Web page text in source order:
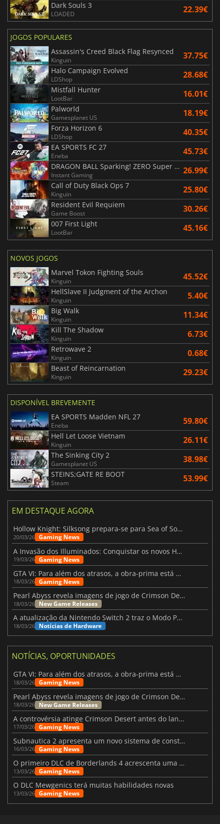
Dark Souls 3
LOADED 22.39€
JOGOS POPULARES
Assassin's Creed Black Flag Resynced
Kinguin 37.75€
Halo Campaign Evolved
LDShop 28.68€
Mistfall Hunter
LootBar 16.01€
Palworld
Gamesplanet US 18.19€
Forza Horizon 6
LDShop 40.35€
EA SPORTS FC 27
Eneba 45.73€
DRAGON BALL Sparking! ZERO Super Limit Breaking NEO
Instant Gaming 26.99€
Call of Duty Black Ops 7
Kinguin 25.80€
Resident Evil Requiem
Game Boost 30.26€
007 First Light
LootBar 45.16€
NOVOS JOGOS
Marvel Tokon Fighting Souls
Kinguin 45.52€
HellSlave II Judgment of the Archon
Kinguin 5.40€
Big Walk
Kinguin 11.34€
Kill The Shadow
Kinguin 6.73€
Retrowave 2
Kinguin 0.68€
Beast of Reincarnation
Kinguin 29.23€
DISPONÍVEL BREVEMENTE
EA SPORTS Madden NFL 27
Eneba 59.80€
Hell Let Loose Vietnam
Kinguin 26.11€
The Sinking City 2
Gamesplanet US 38.98€
STEINS;GATE RE BOOT
Steam 53.99€
EM DESTAQUE AGORA
Hollow Knight: Silksong prepara-se para Sea of Sorrow com um patch
20/03/26 Gaming News
A Invasão dos Illuminados: Conquistar os novos Helldivers 2 Atualização!
19/03/26 Gaming News
GTA VI: Para além dos atrasos, a obra-prima está quase a chegar
18/03/26 Gaming News
Pearl Abyss revela imagens de jogo de Crimson Desert para a PS5
18/03/26 New Game Releases
A atualização da Nintendo Switch 2 traz o Modo Portátil aos jogos mais antigos da Switch
18/03/26 Notícias de Hardware
NOTÍCIAS, OPORTUNIDADES
GTA VI: Para além dos atrasos, a obra-prima está quase a chegar
18/03/26 Gaming News
Pearl Abyss revela imagens de jogo de Crimson Desert para a PS5
18/03/26 New Game Releases
A controvérsia atinge Crimson Desert antes do lançamento
17/03/26 Gaming News
Subnautica 2 apresenta um novo sistema de construção de bases
16/03/26 Gaming News
O primeiro DLC de Borderlands 4 acrescenta uma nova personagem e muito mais
13/03/26 Gaming News
O DLC Mewgenics terá muitas habilidades novas
13/03/26 Gaming News